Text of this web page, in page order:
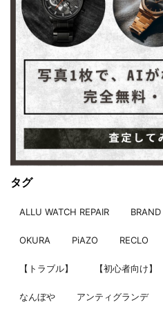
タグ
ALLU WATCH REPAIR
OKURA PiAZO RECLO
【トラブル】 【初心者向け】
なんぼや アンティグランデ